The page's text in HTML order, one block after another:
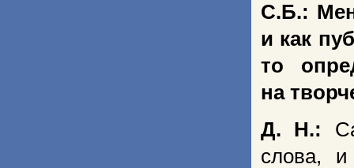
С.Б.:
и как
то
на
Д. Н.:
слова, и